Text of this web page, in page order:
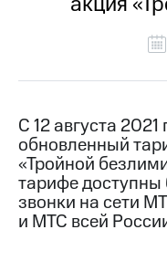
ТВ
номер
в МТС
Тарифы
Услуги
приложение
Мой
МТС
Акции
Скидка 30%
на связь
С 12 августа
обновленный
«Тройной
тарифе доступны
звонки на сети
и МТС всей